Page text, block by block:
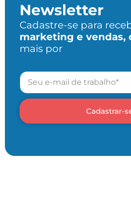
Newsletter
Cadastre-se para
marketing e vendas,
mais por
Cadastrar-